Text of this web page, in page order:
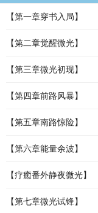
【第一章穿书入局】
【第二章觉醒微光】
【第三章微光初现】
【第四章前路风暴】
【第五章南路惊险】
【第六章能量余波】
【疗癒番外静夜微光】
【第七章微光试锋】